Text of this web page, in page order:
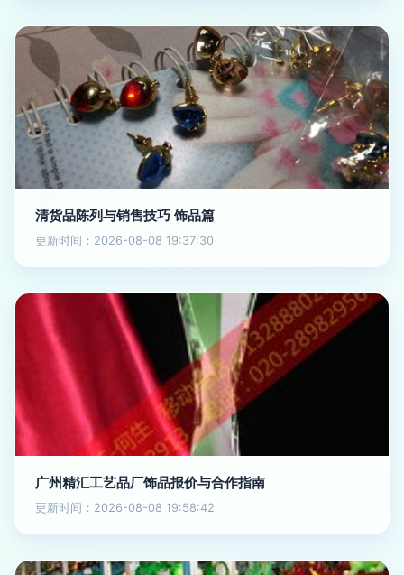
清货品陈列与销售技巧 饰品篇
更新时间：2026-08-08 19:37:30
广州精汇工艺品厂饰品报价与合作指南
更新时间：2026-08-08 19:58:42